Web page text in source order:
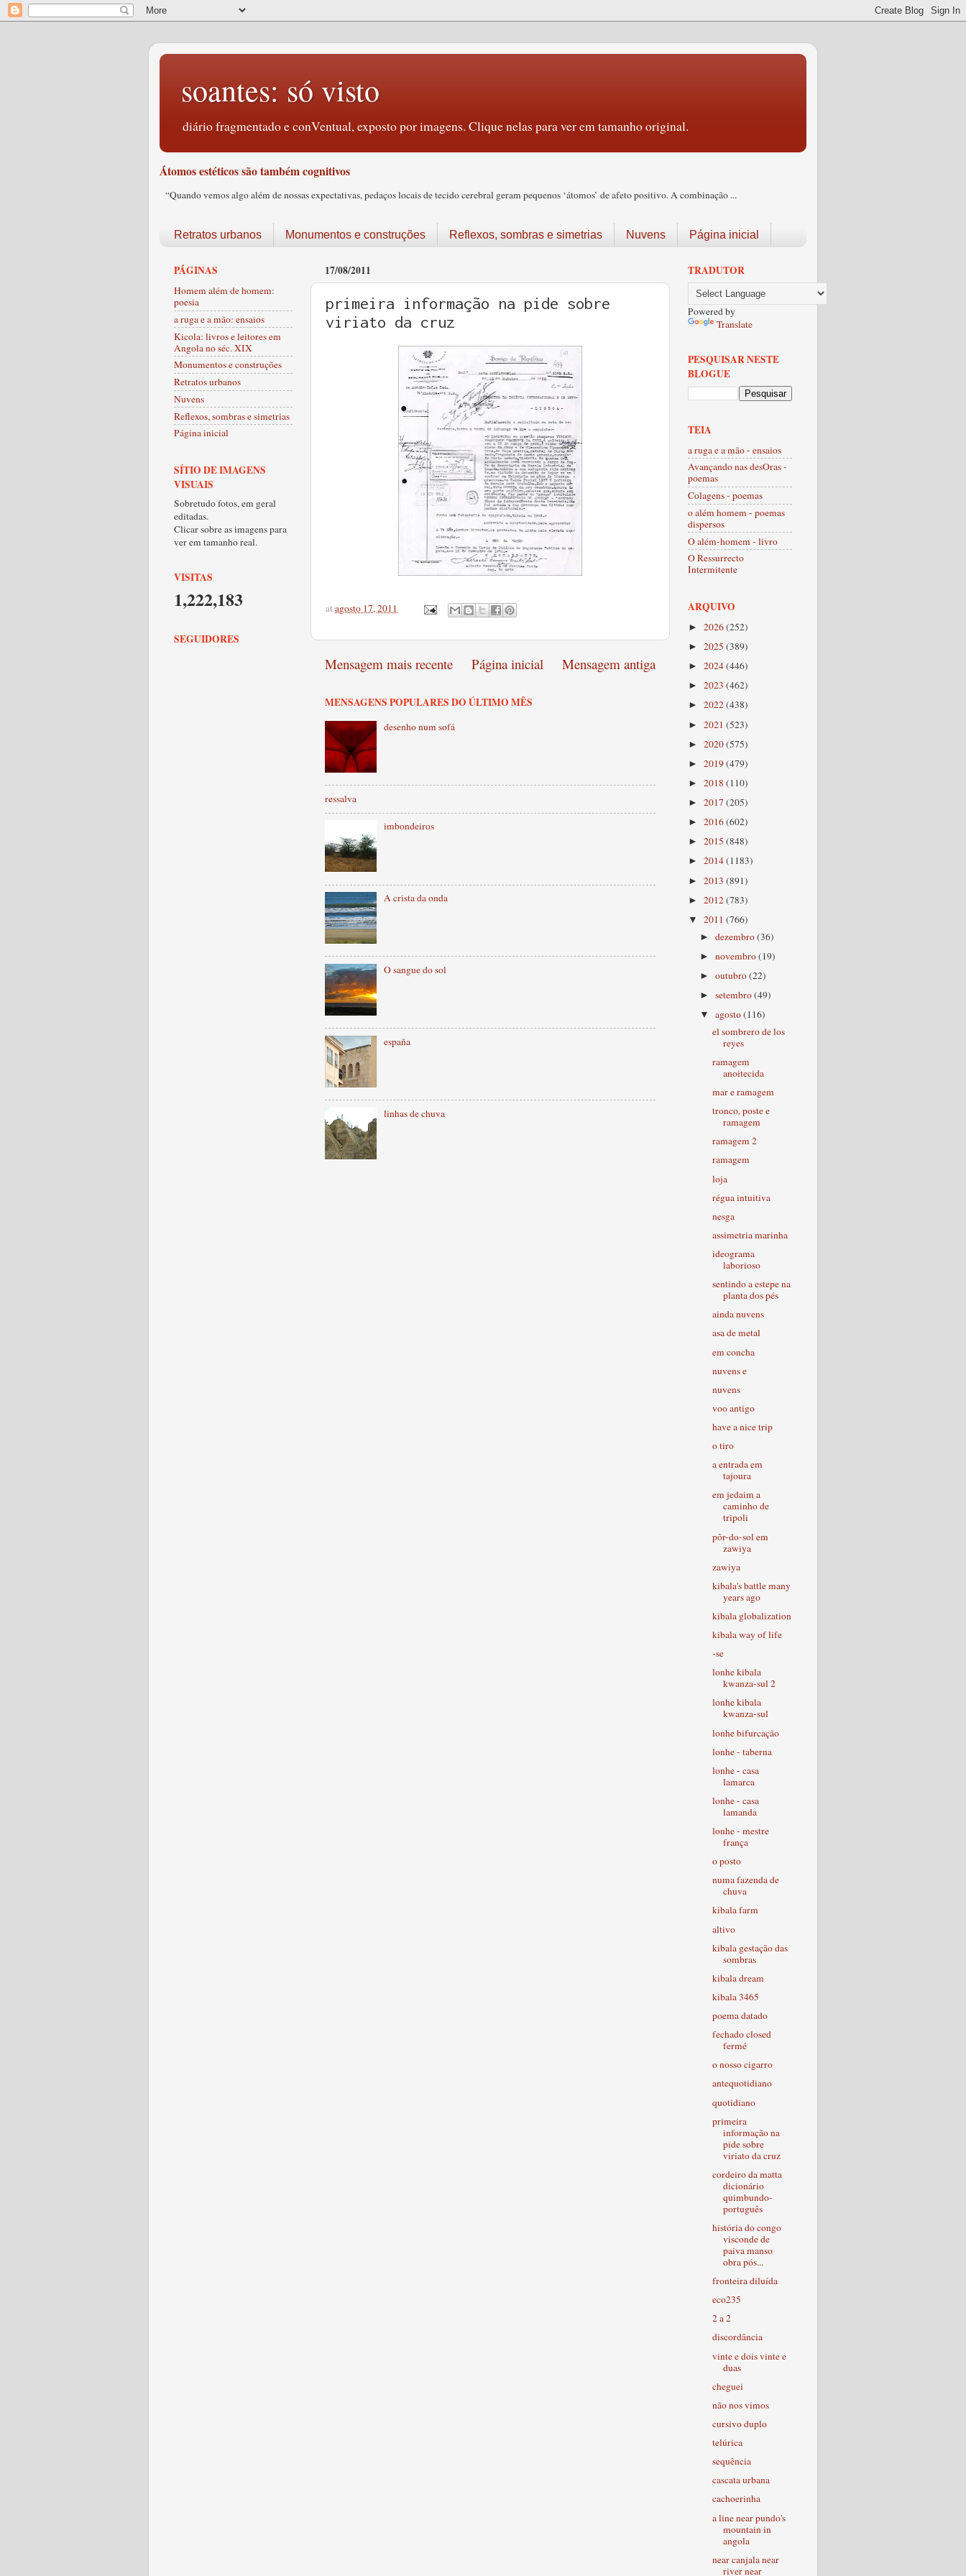
soantes: só visto
diário fragmentado e conVentual, exposto por imagens. Clique nelas para ver em tamanho original.
Átomos estéticos são também cognitivos
“Quando vemos algo além de nossas expectativas, pedaços locais de tecido cerebral geram pequenos ‘átomos’ de afeto positivo. A combinação ...
Retratos urbanos Monumentos e construções Reflexos, sombras e simetrias Nuvens Página inicial
17/08/2011
primeira informação na pide sobre
viriato da cruz
atagosto 17, 2011
Mensagem mais recente Mensagem antiga
Página inicial
MENSAGENS POPULARES DO ÚLTIMO MÊS
desenho num sofá
ressalva
imbondeiros
A crista da onda
O sangue do sol
españa
linhas de chuva
PÁGINAS
Homem além de homem:
poesia
a ruga e a mão: ensaios
Kicola: livros e leitores em
Angola no séc. XIX
Monumentos e construções
Retratos urbanos
Nuvens
Reflexos, sombras e simetrias
Página inicial
SÍTIO DE IMAGENS
VISUAIS
Sobretudo fotos, em geral
editadas.
Clicar sobre as imagens para
ver em tamanho real.
VISITAS
1,222,183
SEGUIDORES
TRADUTOR
Powered by
Translate
PESQUISAR NESTE
BLOGUE
TEIA
a ruga e a mão - ensaios
Avançando nas desOras -
poemas
Colagens - poemas
o além homem - poemas
dispersos
O além-homem - livro
O Ressurrecto
Intermitente
ARQUIVO
► 2026(252)
► 2025 (389)
► 2024(446)
► 2023 (462)
► 2022(438)
► 2021 (523)
► 2020(575)
► 2019(479)
► 2018 (110)
► 2017 (205)
► 2016(602)
► 2015 (848)
► 2014(1183)
► 2013 (891)
► 2012(783)
▼ 2011 (766)
►dezembro(36)
►novembro(19)
►outubro(22)
►setembro(49)
▼agosto(116)
el sombrero de los
reyes
ramagem
anoitecida
mar e ramagem
tronco, poste e
ramagem
ramagem 2
ramagem
loja
régua intuitiva
nesga
assimetria marinha
ideograma
laborioso
sentindo a estepe na
planta dos pés
ainda nuvens
asa de metal
em concha
nuvens e
nuvens
voo antigo
have a nice trip
o tiro
a entrada em
tajoura
em jedaim a
caminho de
tripoli
pôr-do-sol em
zawiya
zawiya
kibala's battle many
years ago
kibala globalization
kibala way of life
-se
lonhe kibala
kwanza-sul 2
lonhe kibala
kwanza-sul
lonhe bifurcação
lonhe - taberna
lonhe - casa
lamarca
lonhe - casa
lamanda
lonhe - mestre
frança
o posto
numa fazenda de
chuva
kibala farm
altivo
kibala gestação das
sombras
kibala dream
kibala 3465
poema datado
fechado closed
fermé
o nosso cigarro
antequotidiano
quotidiano
primeira
informação na
pide sobre
viriato da cruz
cordeiro da matta
dicionário
quimbundo-
português
história do congo
visconde de
paiva manso
obra pós...
fronteira diluída
eco235
2 a 2
discordância
vinte e dois vinte e
duas
cheguei
não nos vimos
cursivo duplo
telúrica
sequência
cascata urbana
cachoerinha
a line near pundo's
mountain in
angola
near canjala near
river near